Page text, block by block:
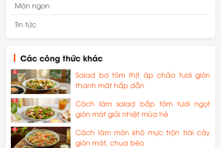
Món ngon
Tin tức
Các công thức khác
Salad bơ tôm thịt áp chảo tươi giòn
thanh mát hấp dẫn
Cách làm salad bắp tôm tươi ngọt
giòn mát giải nhiệt mùa hè
Cách làm món khô mực trộn trái cây
giòn mát, chua béo